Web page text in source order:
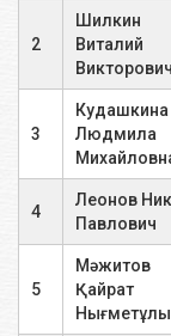
2-проекция
Иық сүйегінің Р
проекция
Алдыңғы
2 проекция
Білек-
-графиясы 2
2
Шилкин
Виталий
Викторович
3
Кудашкина
Людмила
4
Леонов
Павлович
5
Мәжитов
Қайрат
Нығметұлы